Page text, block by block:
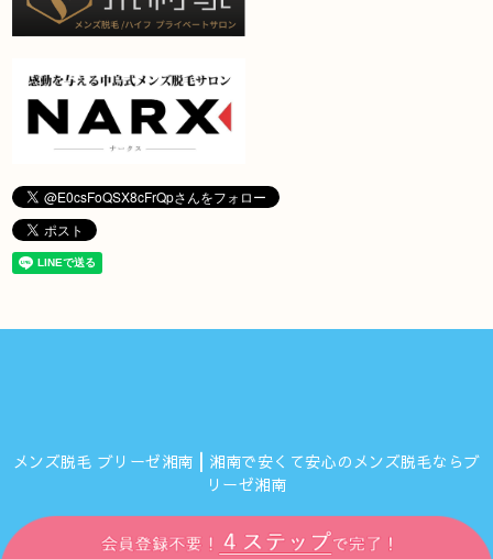
メンズ脱毛 ブリーゼ湘南┃湘南で安くて安心のメンズ脱毛ならブ
リーゼ湘南